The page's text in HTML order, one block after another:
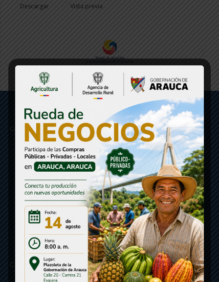
Descargar Vista previa
Gobernación de Arauca
Contáctenos